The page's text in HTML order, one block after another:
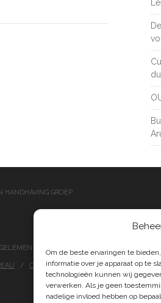
Om de beste ervaringen te
informatie over je apparaat op te
technologieën kunnen wij
verwerken. Als je geen
nadelige invloed hebben op
HANDHAVING GROEP
CONTACT